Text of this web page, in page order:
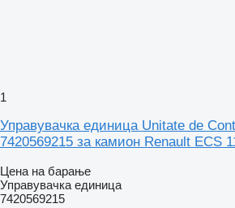
1
Управувачка единица Unitate de
7420569215 за камион Renault ECS
Цена на барање
Управувачка единица
7420569215